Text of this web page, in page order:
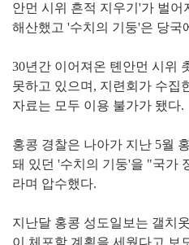
안먼 시위 흔적 지우기'가 벌어
해산했고 '수치의 기둥'은 당국
30년간 이어져온 톈안먼 시위
못하고 있으며, 지련회가 수집
자료는 모두 이용 불가가 됐다.
홍콩 경찰은 나아가 지난 5월
돼 있던 '수치의 기둥'을 "국가
라며 압수했다.
지난달 홍콩 성도일보는 갤치